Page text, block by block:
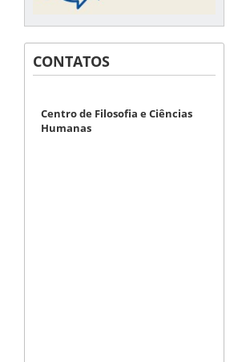
CONTATOS
Centro de Filosofia e Ciências
Humanas